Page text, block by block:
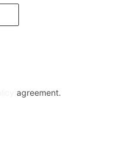
agreement.